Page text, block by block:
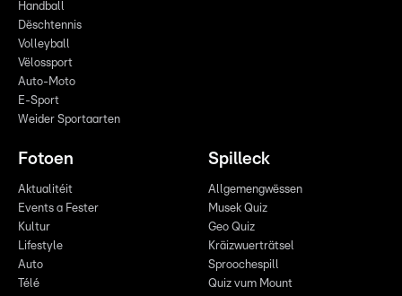
Handball
Dëschtennis
Volleyball
Vëlossport
Auto-Moto
E-Sport
Weider Sportaarten
Fotoen
Aktualitéit
Events a Fester
Kultur
Lifestyle
Auto
Télé
Spilleck
Allgemengwëssen
Musek Quiz
Geo Quiz
Kräizwuerträtsel
Sproochespill
Quiz vum Mount